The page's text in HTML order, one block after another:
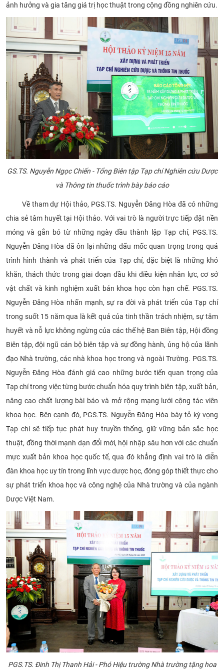
ảnh hưởng và gia tăng giá trị học thuật trong cộng đồng nghiên cứu.
GS.TS. Nguyễn Ngọc Chiến - Tổng Biên tập Tạp chí Nghiên cứu Dược
và Thông tin thuốc trình bày báo cáo
Về tham dự Hội thảo, PGS.TS. Nguyễn Đăng Hòa đã có những
chia sẻ tâm huyết tại Hội thảo. Với vai trò là người trực tiếp đặt nền
móng và gắn bó từ những ngày đầu thành lập Tạp chí, PGS.TS.
Nguyễn Đăng Hòa đã ôn lại những dấu mốc quan trọng trong quá
trình hình thành và phát triển của Tạp chí, đặc biệt là những khó
khăn, thách thức trong giai đoạn đầu khi điều kiện nhân lực, cơ sở
vật chất và kinh nghiệm xuất bản khoa học còn hạn chế. PGS.TS.
Nguyễn Đăng Hòa nhấn mạnh, sự ra đời và phát triển của Tạp chí
trong suốt 15 năm qua là kết quả của tinh thần trách nhiệm, sự tâm
huyết và nỗ lực không ngừng của các thế hệ Ban Biên tập, Hội đồng
Biên tập, đội ngũ cán bộ biên tập và sự đồng hành, ủng hộ của lãnh
đạo Nhà trường, các nhà khoa học trong và ngoài Trường. PGS.TS.
Nguyễn Đăng Hòa đánh giá cao những bước tiến quan trọng của
Tạp chí trong việc từng bước chuẩn hóa quy trình biên tập, xuất bản,
nâng cao chất lượng bài báo và mở rộng mạng lưới cộng tác viên
khoa học. Bên cạnh đó, PGS.TS. Nguyễn Đăng Hòa bày tỏ kỳ vọng
Tạp chí sẽ tiếp tục phát huy truyền thống, giữ vững bản sắc học
thuật, đồng thời mạnh dạn đổi mới, hội nhập sâu hơn với các chuẩn
mực xuất bản khoa học quốc tế, qua đó khẳng định vai trò là diễn
đàn khoa học uy tín trong lĩnh vực dược học, đóng góp thiết thực cho
sự phát triển khoa học và công nghệ của Nhà trường và của ngành
Dược Việt Nam.
PGS.TS. Đinh Thị Thanh Hải - Phó Hiệu trường Nhà trường tặng hoa